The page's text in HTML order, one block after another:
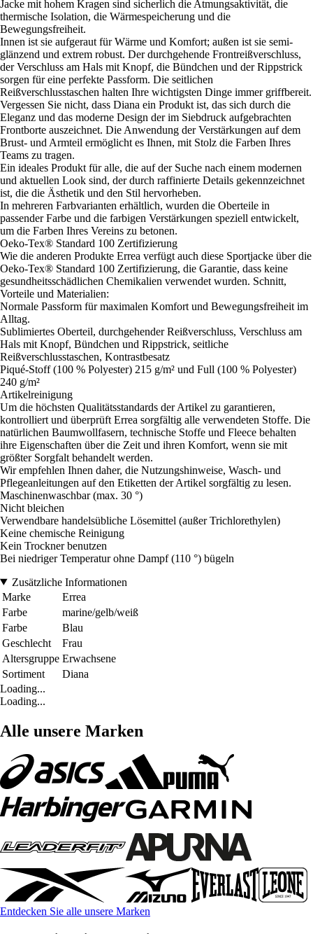
Jacke mit hohem Kragen sind sicherlich die Atmungsaktivität, die
thermische Isolation, die Wärmespeicherung und die
Bewegungsfreiheit.
Innen ist sie aufgeraut für Wärme und Komfort; außen ist sie semi-
glänzend und extrem robust. Der durchgehende Frontreißverschluss,
der Verschluss am Hals mit Knopf, die Bündchen und der Rippstrick
sorgen für eine perfekte Passform. Die seitlichen
Reißverschlusstaschen halten Ihre wichtigsten Dinge immer griffbereit.
Vergessen Sie nicht, dass Diana ein Produkt ist, das sich durch die
Eleganz und das moderne Design der im Siebdruck aufgebrachten
Frontborte auszeichnet. Die Anwendung der Verstärkungen auf dem
Brust- und Armteil ermöglicht es Ihnen, mit Stolz die Farben Ihres
Teams zu tragen.
Ein ideales Produkt für alle, die auf der Suche nach einem modernen
und aktuellen Look sind, der durch raffinierte Details gekennzeichnet
ist, die die Ästhetik und den Stil hervorheben.
In mehreren Farbvarianten erhältlich, wurden die Oberteile in
passender Farbe und die farbigen Verstärkungen speziell entwickelt,
um die Farben Ihres Vereins zu betonen.
Oeko-Tex® Standard 100 Zertifizierung
Wie die anderen Produkte Errea verfügt auch diese Sportjacke über die
Oeko-Tex® Standard 100 Zertifizierung, die Garantie, dass keine
gesundheitsschädlichen Chemikalien verwendet wurden. Schnitt,
Vorteile und Materialien:
Normale Passform für maximalen Komfort und Bewegungsfreiheit im
Alltag.
Sublimiertes Oberteil, durchgehender Reißverschluss, Verschluss am
Hals mit Knopf, Bündchen und Rippstrick, seitliche
Reißverschlusstaschen, Kontrastbesatz
Piqué-Stoff (100 % Polyester) 215 g/m² und Full (100 % Polyester)
240 g/m²
Artikelreinigung
Um die höchsten Qualitätsstandards der Artikel zu garantieren,
kontrolliert und überprüft Errea sorgfältig alle verwendeten Stoffe. Die
natürlichen Baumwollfasern, technische Stoffe und Fleece behalten
ihre Eigenschaften über die Zeit und ihren Komfort, wenn sie mit
größter Sorgfalt behandelt werden.
Wir empfehlen Ihnen daher, die Nutzungshinweise, Wasch- und
Pflegeanleitungen auf den Etiketten der Artikel sorgfältig zu lesen.
Maschinenwaschbar (max. 30 °)
Nicht bleichen
Verwendbare handelsübliche Lösemittel (außer Trichlorethylen)
Keine chemische Reinigung
Kein Trockner benutzen
Bei niedriger Temperatur ohne Dampf (110 °) bügeln
Zusätzliche Informationen
Marke
Errea
Farbe
marine/gelb/weiß
Farbe
Blau
Geschlecht
Frau
Altersgruppe Erwachsene
Sortiment
Diana
Loading...
Loading...
Alle unsere Marken
Entdecken Sie alle unsere Marken